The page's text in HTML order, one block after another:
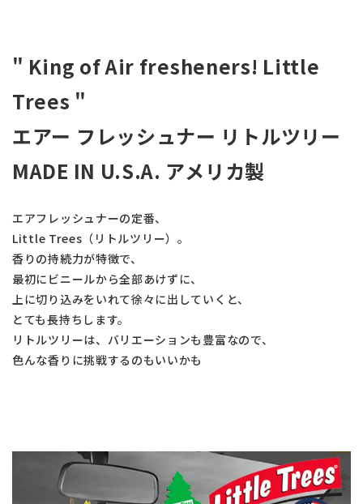
" King of Air fresheners! Little
Trees "
エアー フレッシュナー リトルツリー
MADE IN U.S.A. アメリカ製
エアフレッシュナーの定番、
Little Trees（リトルツリー）。
香りの持続力が特徴で、
最初にビニールから全部あけずに、
上に切り込みをいれて徐々に出していくと、
とても長持ちします。
リトルツリーは、バリエーションも豊富なので、
色んな香りに挑戦するのもいいかも